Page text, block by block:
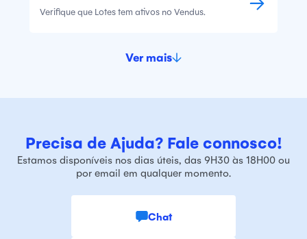
Verifique que Lotes tem ativos no Vendus.
Ver mais
Precisa de Ajuda? Fale connosco!
Estamos disponíveis nos dias úteis, das 9H30 às 18H00 ou
por email em qualquer momento.
Chat